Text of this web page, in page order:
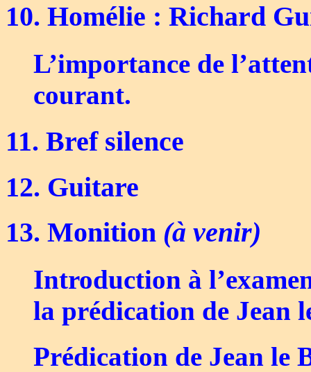
10. Homélie : Richard
L’importance de
courant.
11. Bref silence
12. Guitare
13. Monition (à venir)
Introduction à
la prédication de Jean
Prédication de Jean le